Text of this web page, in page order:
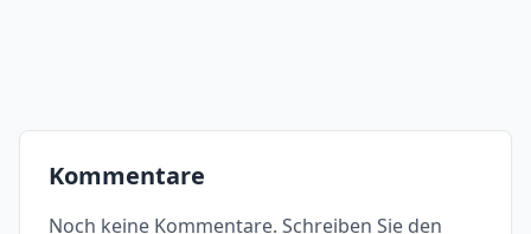
Kommentare
Noch keine Kommentare. Schreiben Sie den